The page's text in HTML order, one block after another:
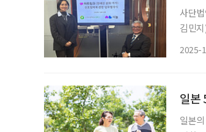
사단
김민
2025-
일본
일본